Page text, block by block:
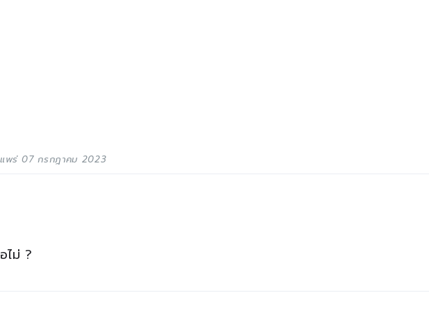
พร่ 07 กรกฎาคม 2023
ไม่ ?